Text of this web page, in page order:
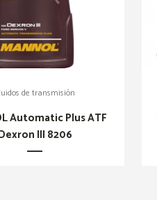
de transmisión
Automatic Plus ATF
III 8206